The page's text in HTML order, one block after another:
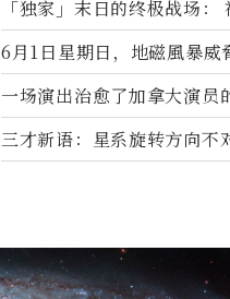
「独家」末日的终极战场：
世；希腊僧侣预言以色列的
6月1日星期日，地磁風暴威
礎設施
一场演出治愈了加拿大演员
三才新语：星系旋转方向不